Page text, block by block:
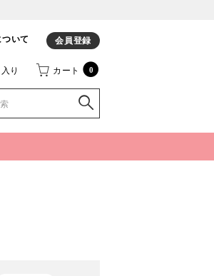
いて 会員登録
り カート 0